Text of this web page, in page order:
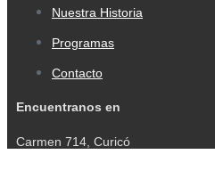
Nuestra Historia
Programas
Contacto
Encuentranos en
Carmen 714, Curicó